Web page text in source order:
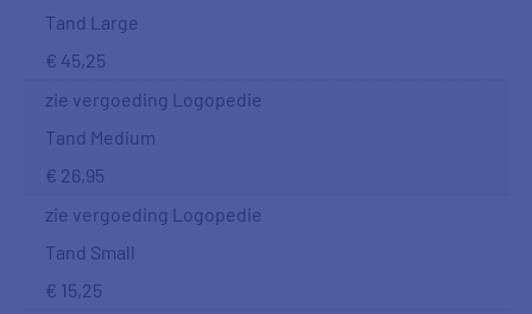
Tand Large
€ 45,25
zie vergoeding Logopedie
Tand Medium
€ 26,95
zie vergoeding Logopedie
Tand Small
€ 15,25